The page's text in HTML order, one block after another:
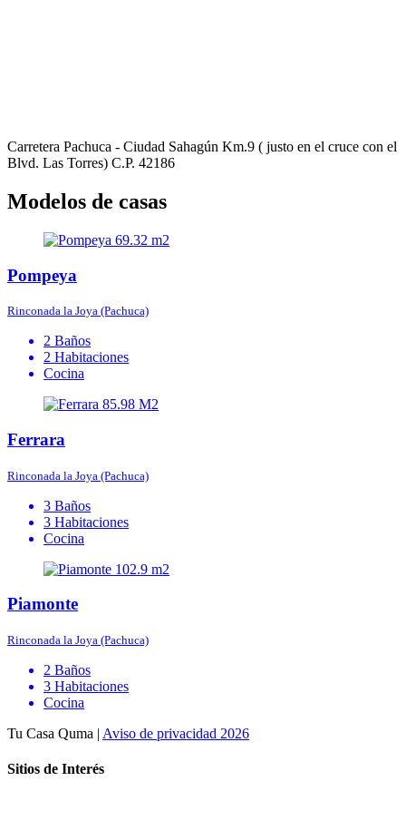
Carretera Pachuca - Ciudad Sahagún Km.9 ( justo en el cruce con el
Blvd. Las Torres) C.P. 42186
Modelos de casas
69.32 m2
Pompeya
Rinconada la Joya (Pachuca)
2 Baños
2 Habitaciones
Cocina
85.98 M2
Ferrara
Rinconada la Joya (Pachuca)
3 Baños
3 Habitaciones
Cocina
102.9 m2
Piamonte
Rinconada la Joya (Pachuca)
2 Baños
3 Habitaciones
Cocina
Tu Casa Quma | Aviso de privacidad 2026
Sitios de Interés